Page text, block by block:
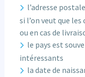
l’adresse
si l’on veut que
ou en cas de
le pays est
intéressants
la date de